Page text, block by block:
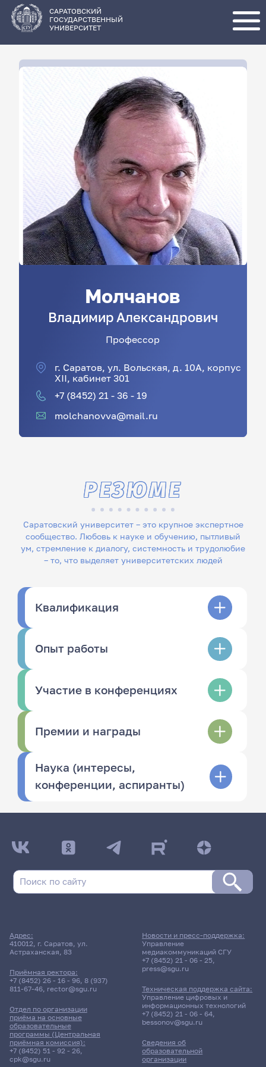
основному
содержанию
САРАТОВСКИЙ
ГОСУДАРСТВЕННЫЙ
УНИВЕРСИТЕТ
Молчанов
Владимир Александрович
Профессор
г. Саратов, ул. Вольская, д. 10А, корпус
XII, кабинет 301
+7 (8452) 21 - 36 - 19
molchanovva@mail.ru
Саратовский университет – это крупное экспертное
сообщество. Любовь к науке и обучению, пытливый
ум, стремление к диалогу, системность и трудолюбие
– то, что выделяет университетских людей
РЕЗЮМЕ
Квалификация
Опыт работы
Участие в конференциях
Премии и награды
Наука (интересы,
конференции, аспиранты)
Адрес:
410012, г. Саратов, ул.
Астраханская, 83
Приёмная ректора:
+7 (8452) 26 - 16 - 96, 8 (937)
811-67-46, rector@sgu.ru
Отдел по организации
приёма на основные
образовательные
программы (Центральная
приёмная комиссия):
+7 (8452) 51 - 92 - 26,
cpk@sgu.ru
Сведения об
образовательной
организации
Новости и пресс-поддержка:
Управление
медиакоммуникаций СГУ
+7 (8452) 21 - 06 - 25,
press@sgu.ru
Техническая поддержка сайта:
Управление цифровых и
информационных технологий
+7 (8452) 21 - 06 - 64,
bessonov@sgu.ru